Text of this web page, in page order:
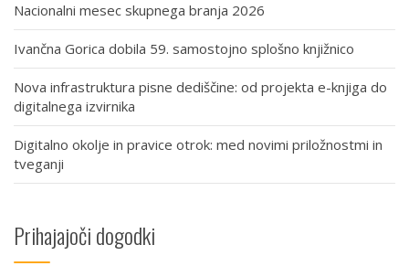
Nacionalni mesec skupnega branja 2026
Ivančna Gorica dobila 59. samostojno splošno knjižnico
Nova infrastruktura pisne dediščine: od projekta e-knjiga do
digitalnega izvirnika
Digitalno okolje in pravice otrok: med novimi priložnostmi in
tveganji
Prihajajoči dogodki